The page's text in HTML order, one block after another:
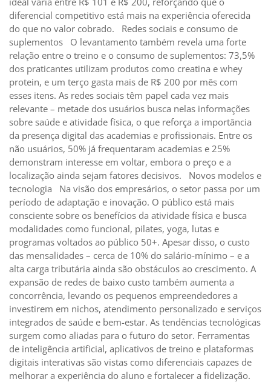
diferencial competitivo está mais na experiência oferecida
do que no valor cobrado. Redes sociais e consumo de
suplementos O levantamento também revela uma forte
relação entre o treino e o consumo de suplementos: 73,5%
dos praticantes utilizam produtos como creatina e whey
protein, e um terço gasta mais de R$ 200 por mês com
esses itens. As redes sociais têm papel cada vez mais
relevante – metade dos usuários busca nelas informações
sobre saúde e atividade física, o que reforça a importância
da presença digital das academias e profissionais. Entre os
não usuários, 50% já frequentaram academias e 25%
demonstram interesse em voltar, embora o preço e a
localização ainda sejam fatores decisivos. Novos modelos e
tecnologia Na visão dos empresários, o setor passa por um
período de adaptação e inovação. O público está mais
consciente sobre os benefícios da atividade física e busca
modalidades como funcional, pilates, yoga, lutas e
programas voltados ao público 50+. Apesar disso, o custo
das mensalidades – cerca de 10% do salário-mínimo – e a
alta carga tributária ainda são obstáculos ao crescimento. A
expansão de redes de baixo custo também aumenta a
concorrência, levando os pequenos empreendedores a
investirem em nichos, atendimento personalizado e serviços
integrados de saúde e bem-estar. As tendências tecnológicas
surgem como aliadas para o futuro do setor. Ferramentas
de inteligência artificial, aplicativos de treino e plataformas
digitais interativas são vistas como diferenciais capazes de
melhorar a experiência do aluno e fortalecer a fidelização.